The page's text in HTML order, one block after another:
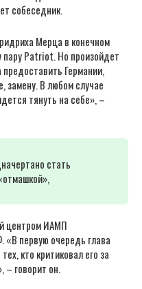
собеседник.
Мерца в конечном
пару Patriot. Но произойдет
Германии,
замену. В любом случае
тянуть на себе», –
стать
центром ИАМП
первую очередь глава
кто критиковал его за
– говорит он.